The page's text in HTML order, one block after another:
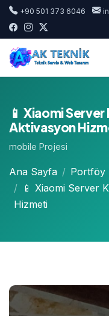
+90 501 373 6046
📱 Xiaomi
Aktivasyon
mobile Projesi
Ana Sayfa
Portföy
📱 Xiaomi Server
Hizmeti